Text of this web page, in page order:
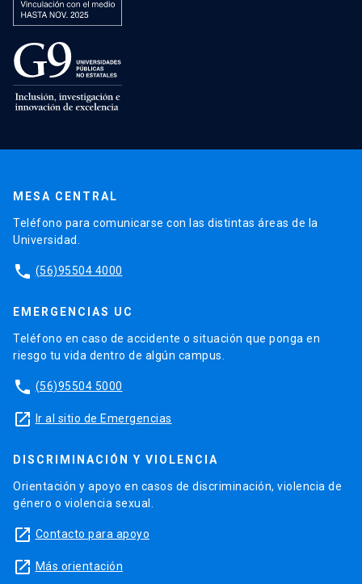
MESA CENTRAL
Teléfono para comunicarse con las distintas áreas de la
Universidad.
phone (56)95504 4000
EMERGENCIAS UC
Teléfono en caso de accidente o situación que ponga en
riesgo tu vida dentro de algún campus.
phone (56)95504 5000
launch Ir al sitio de Emergencias
DISCRIMINACIÓN Y VIOLENCIA
Orientación y apoyo en casos de discriminación, violencia de
género o violencia sexual.
launch Contacto para apoyo
launch Más orientación